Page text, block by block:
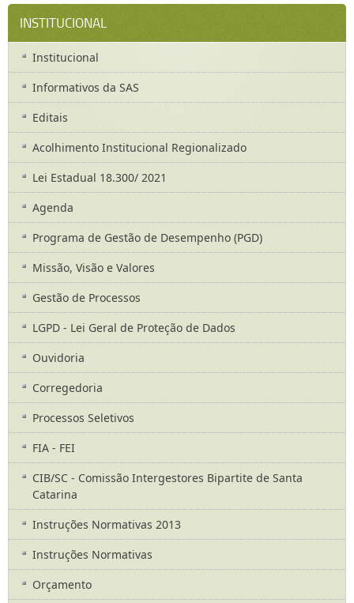
INSTITUCIONAL
Institucional
Informativos da SAS
Editais
Acolhimento Institucional Regionalizado
Lei Estadual 18.300/ 2021
Agenda
Programa de Gestão de Desempenho (PGD)
Missão, Visão e Valores
Gestão de Processos
LGPD - Lei Geral de Proteção de Dados
Ouvidoria
Corregedoria
Processos Seletivos
FIA - FEI
CIB/SC - Comissão Intergestores Bipartite de Santa
Catarina
Instruções Normativas 2013
Instruções Normativas
Orçamento